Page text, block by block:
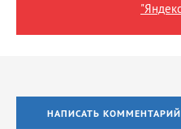
НАПИСАТЬ КОММЕНТАРИЙ